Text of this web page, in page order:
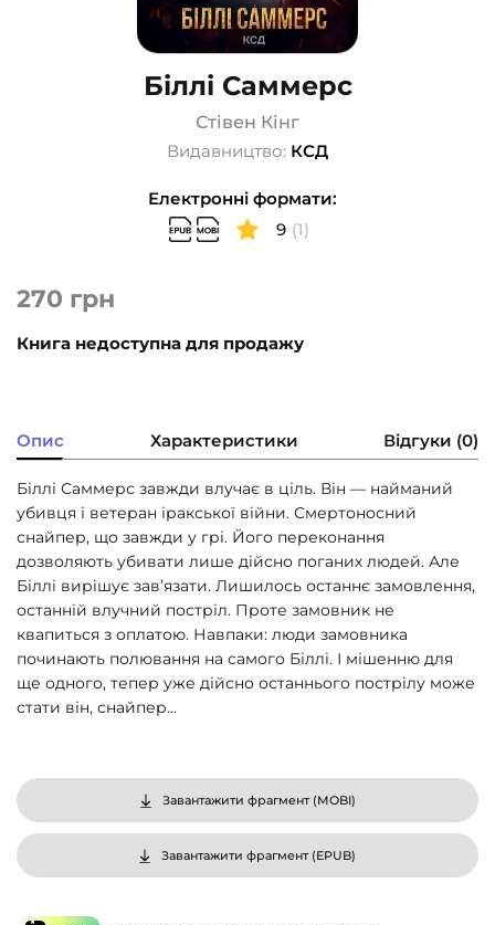
Біллі Саммерс
Стівен Кінг
Видавництво: КСД
Електронні формати:
9 (1)
270 грн
Книга недоступна для продажу
Опис Характеристики Відгуки (0)
Біллі Саммерс завжди влучає в ціль. Він — найманий
убивця і ветеран іракської війни. Смертоносний
снайпер, що завжди у грі. Його переконання
дозволяють убивати лише дійсно поганих людей. Але
Біллі вирішує зав’язати. Лишилось останнє замовлення,
останній влучний постріл. Проте замовник не
квапиться з оплатою. Навпаки: люди замовника
починають полювання на самого Біллі. І мішенню для
ще одного, тепер уже дійсно останнього пострілу може
стати він, снайпер…
Завантажити фрагмент (MOBI)
Завантажити фрагмент (EPUB)